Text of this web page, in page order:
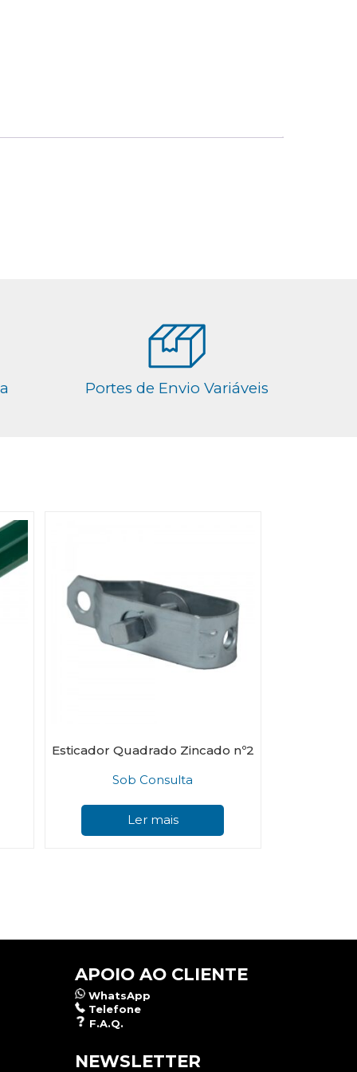
Portes de Envio Variáveis
Esticador Quadrado Zincado nº2
Sob Consulta
Ler mais
APOIO AO CLIENTE
WhatsApp
Telefone
F.A.Q.
NEWSLETTER